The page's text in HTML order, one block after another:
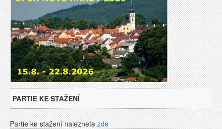
PARTIE KE STAŽENÍ
Partie ke stažení naleznetezde